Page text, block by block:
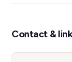
Contact &